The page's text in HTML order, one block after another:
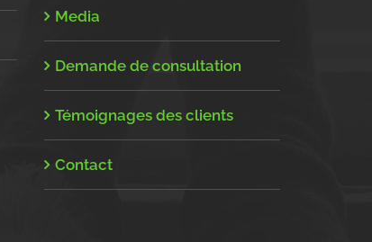
Media
Demande de consultation
Témoignages des clients
Contact